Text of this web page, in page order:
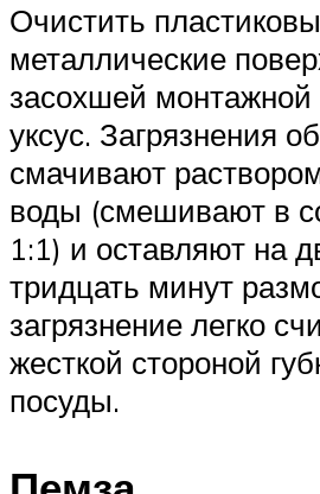
Очистить
металлические
засохшей
уксус. Загрязнения
смачивают
воды (смешивают в
1:1) и оставляют на
тридцать минут
загрязнение легко
жесткой стороной
посуды.